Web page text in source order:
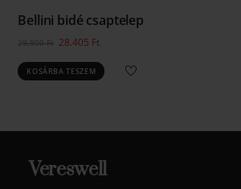
Bellini bidé csaptelep
29.900Ft Original
price
was:
28.405 FtCurrent
is:
KOSÁRBA TESZEM
Vereswell